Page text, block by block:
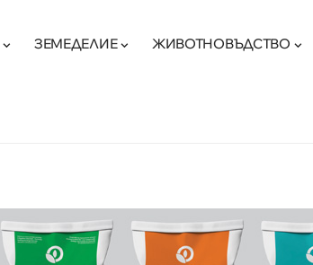
ЗЕМЕДЕЛИЕ ЖИВОТНОВЪДСТВО